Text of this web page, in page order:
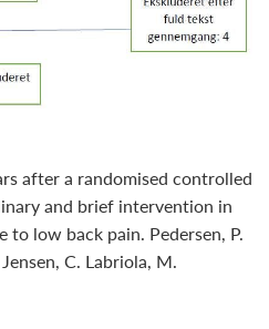
after a randomised controlled
and brief intervention in
to low back pain. Pedersen, P.
C. Labriola, M.